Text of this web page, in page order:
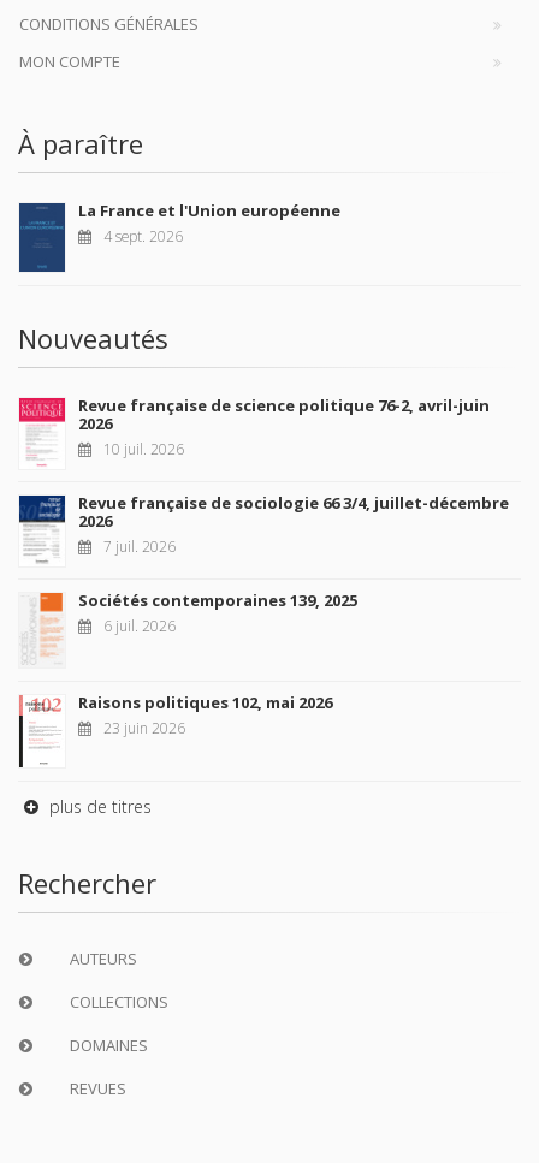
CONDITIONS GÉNÉRALES
MON COMPTE
À paraître
La France et l'Union européenne
4 sept. 2026
Nouveautés
Revue française de science politique 76-2, avril-juin
2026
10 juil. 2026
Revue française de sociologie 66 3/4, juillet-décembre
2026
7 juil. 2026
Sociétés contemporaines 139, 2025
6 juil. 2026
Raisons politiques 102, mai 2026
23 juin 2026
plus de titres
Rechercher
AUTEURS
COLLECTIONS
DOMAINES
REVUES